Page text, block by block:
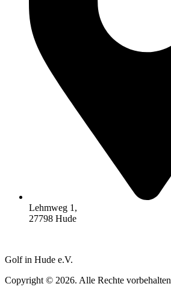
Lehmweg 1,
27798 Hude
Golf in Hude e.V.
Copyright © 2026. Alle Rechte vorbehalten